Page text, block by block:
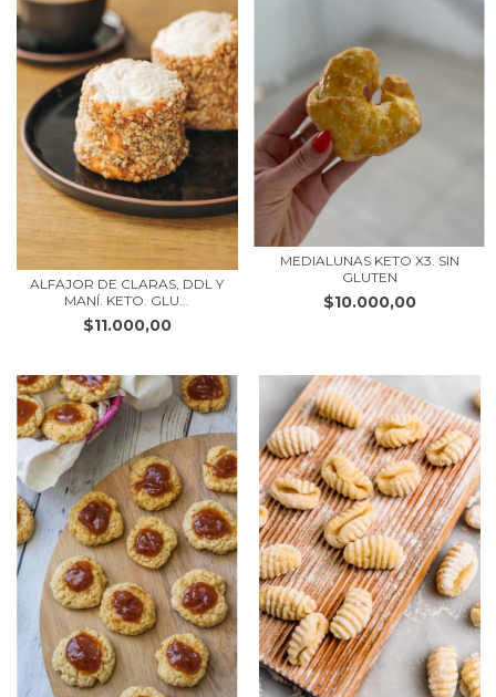
ALFAJOR DE CLARAS, DDL Y
MANÍ. KETO. GLU...
$11.000,00
MEDIALUNAS KETO X3. SIN
GLUTEN
$10.000,00